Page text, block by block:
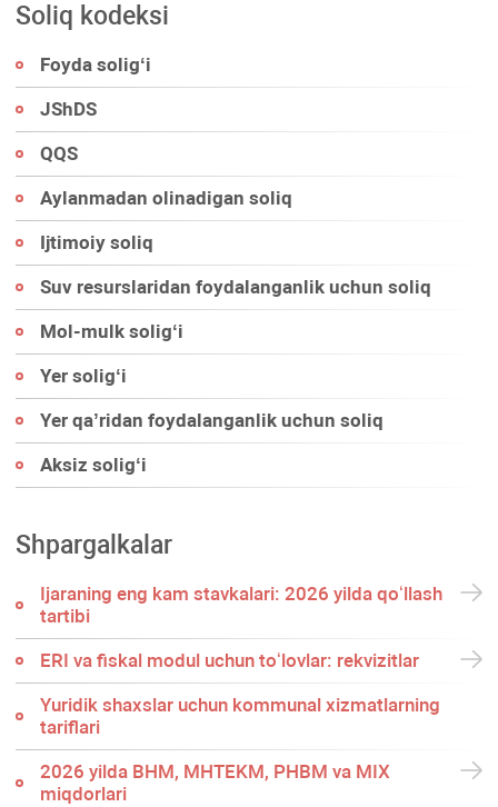
Soliq kodeksi
Foyda soligʻi
JShDS
QQS
Aylanmadan olinadigan soliq
Ijtimoiy soliq
Suv resurslaridan foydalanganlik uchun soliq
Mol-mulk soligʻi
Yer soligʻi
Yer qa’ridan foydalanganlik uchun soliq
Aksiz soligʻi
Shpargalkalar
Ijaraning eng kam stavkalari: 2026 yilda qoʻllash
tartibi
ERI va fiskal modul uchun toʻlovlar: rekvizitlar
Yuridik shaхslar uchun kommunal хizmatlarning
tariflari
2026 yilda BHM, MHTEKM, PHBM va MIX
miqdorlari